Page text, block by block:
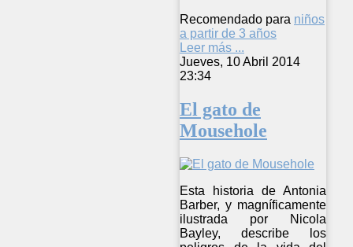
Recomendado para niños
a partir de 3 años
Leer más ...
Jueves, 10 Abril 2014
23:34
El gato de
Mousehole
Esta historia de Antonia
Barber, y magníficamente
ilustrada por Nicola
Bayley, describe los